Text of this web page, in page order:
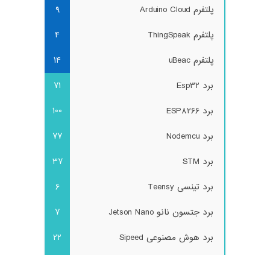
پلتفرم Arduino Cloud
9
پلتفرم ThingSpeak
4
پلتفرم uBeac
14
برد Esp32
71
برد ESP8266
100
برد Nodemcu
77
برد STM
37
برد تینسی Teensy
6
برد جتسون نانو Jetson Nano
7
برد هوش مصنوعی Sipeed
22